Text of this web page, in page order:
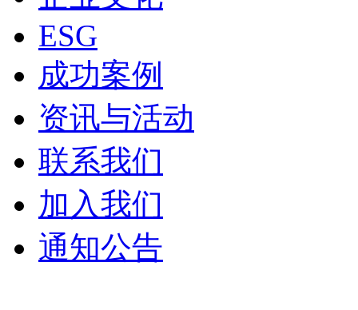
ESG
成功案例
资讯与活动
联系我们
加入我们
通知公告